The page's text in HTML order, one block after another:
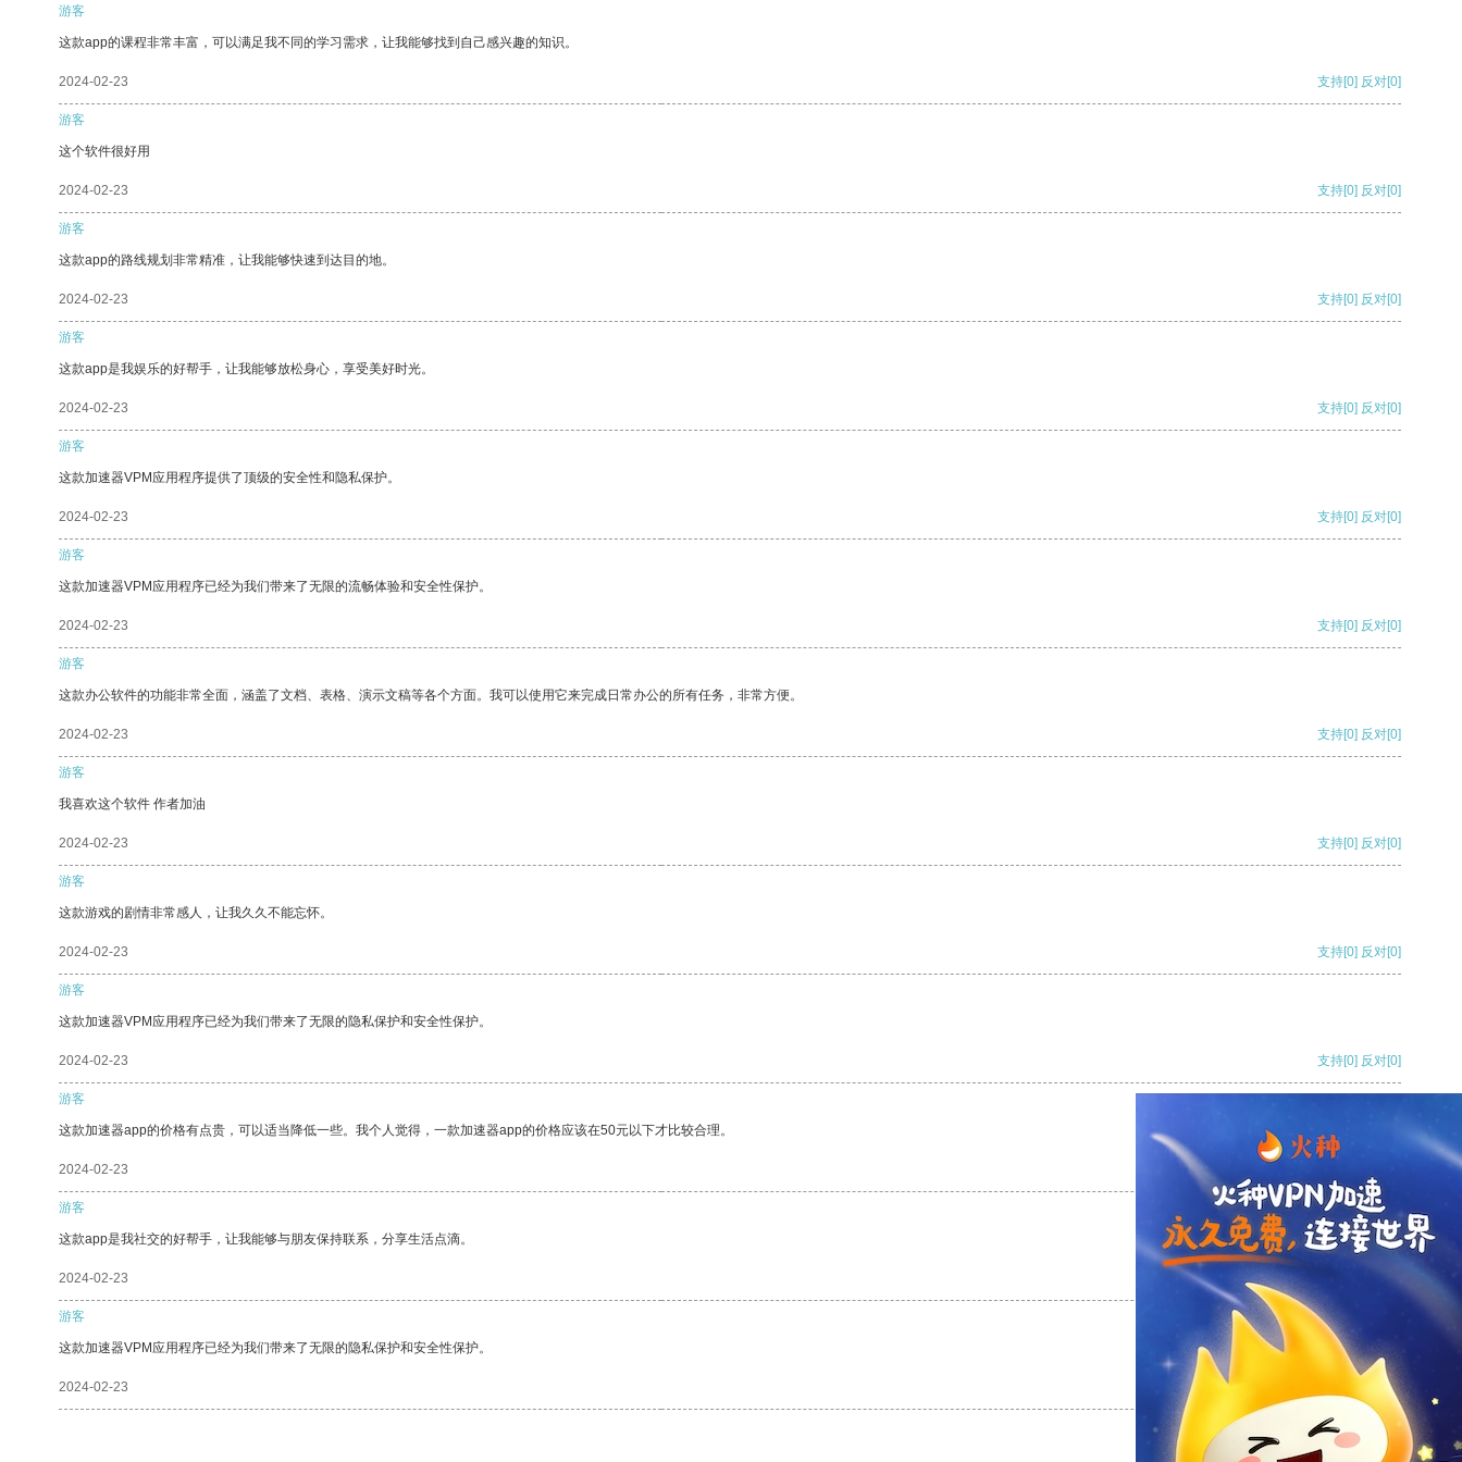
游客
这款app的课程非常丰富，可以满足我不同的学习需求，让我能够找到自己感兴趣的知识。
2024-02-23 支持[0] 反对[0]
游客
这个软件很好用
2024-02-23 支持[0] 反对[0]
游客
这款app的路线规划非常精准，让我能够快速到达目的地。
2024-02-23 支持[0] 反对[0]
游客
这款app是我娱乐的好帮手，让我能够放松身心，享受美好时光。
2024-02-23 支持[0] 反对[0]
游客
这款加速器VPM应用程序提供了顶级的安全性和隐私保护。
2024-02-23 支持[0] 反对[0]
游客
这款加速器VPM应用程序已经为我们带来了无限的流畅体验和安全性保护。
2024-02-23 支持[0] 反对[0]
游客
这款办公软件的功能非常全面，涵盖了文档、表格、演示文稿等各个方面。我可以使用它来完成日常办公的所有任务，非常方便。
2024-02-23 支持[0] 反对[0]
游客
我喜欢这个软件 作者加油
2024-02-23 支持[0] 反对[0]
游客
这款游戏的剧情非常感人，让我久久不能忘怀。
2024-02-23 支持[0] 反对[0]
游客
这款加速器VPM应用程序已经为我们带来了无限的隐私保护和安全性保护。
2024-02-23 支持[0] 反对[0]
游客
这款加速器app的价格有点贵，可以适当降低一些。我个人觉得，一款加速器app的价格应该在50元以下才比较合理。
2024-02-23
游客
这款app是我社交的好帮手，让我能够与朋友保持联系，分享生活点滴。
2024-02-23 反对
游客
这款加速器VPM应用程序已经为我们带来了无限的隐私保护和安全性保护。
2024-02-23 反对[0]